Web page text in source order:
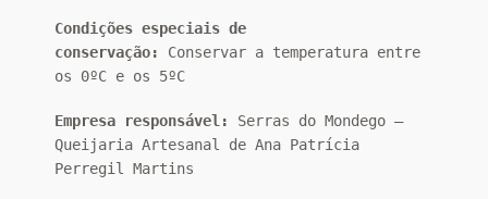
Condições especiais de
conservação: Conservar a temperatura entre
os 0ºC e os 5ºC
Empresa responsável: Serras do Mondego –
Queijaria Artesanal de Ana Patrícia
Perregil Martins